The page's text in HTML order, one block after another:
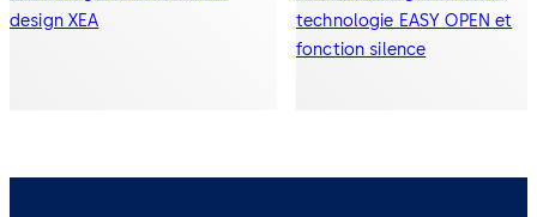
design XEA
technologie EASY OPEN et
fonction silence